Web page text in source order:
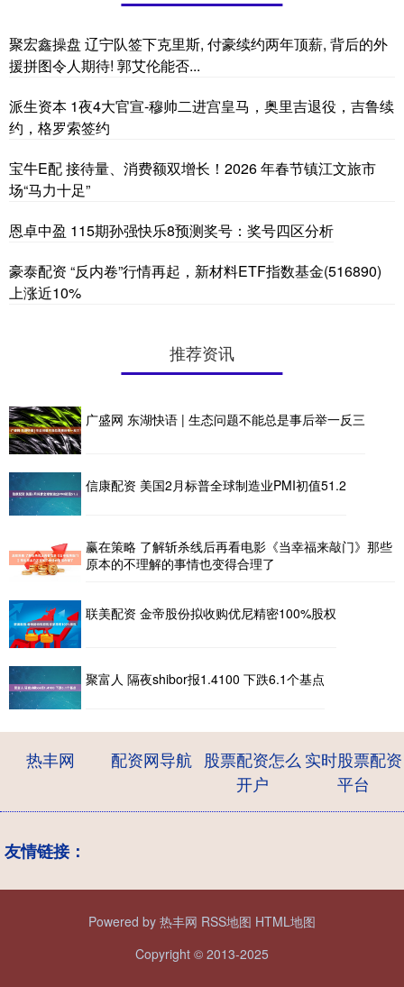
聚宏鑫操盘 辽宁队签下克里斯, 付豪续约两年顶薪, 背后的外
援拼图令人期待! 郭艾伦能否...
派生资本 1夜4大官宣-穆帅二进宫皇马，奥里吉退役，吉鲁续
约，格罗索签约
宝牛E配 接待量、消费额双增长！2026 年春节镇江文旅市
场“马力十足”
恩卓中盈 115期孙强快乐8预测奖号：奖号四区分析
豪泰配资 “反内卷”行情再起，新材料ETF指数基金(516890)
上涨近10%
推荐资讯
广盛网 东湖快语 | 生态问题不能总是事后举一反三
信康配资 美国2月标普全球制造业PMI初值51.2
赢在策略 了解斩杀线后再看电影《当幸福来敲门》那些
原本的不理解的事情也变得合理了
联美配资 金帝股份拟收购优尼精密100%股权
聚富人 隔夜shibor报1.4100 下跌6.1个基点
热丰网 配资网导航
股票配资怎么
开户
实时股票配资
平台
友情链接：
Powered by 热丰网 RSS地图 HTML地图
Copyright © 2013-2025